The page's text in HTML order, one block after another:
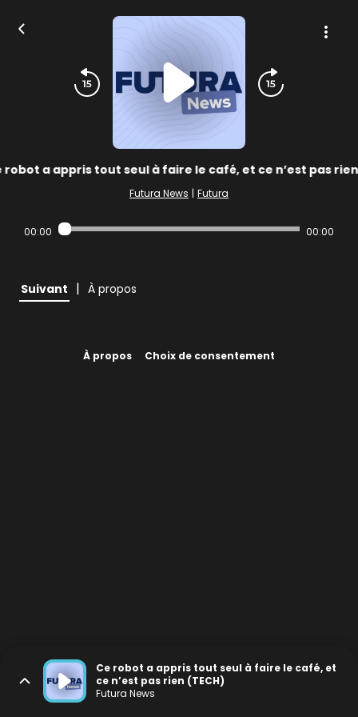
robot a appris tout seul à faire le café, et ce n’est pas rien
Futura News | Futura
00:00 00:00
Suivant | À propos
À propos Choix de consentement
Ce robot a appris tout seul à faire le café, et
ce n’est pas rien (TECH)
Futura News